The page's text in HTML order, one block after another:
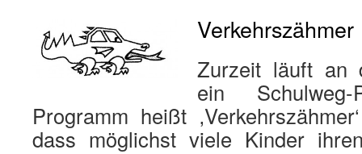
Verkehrszähmer
Zurzeit läuft an
ein Schulweg-
Programm heißt
dass möglichst viele Kinder